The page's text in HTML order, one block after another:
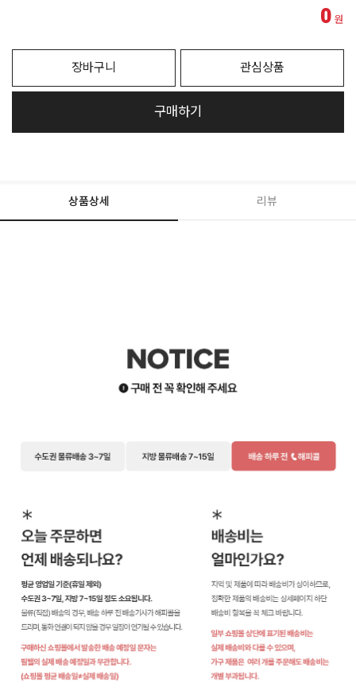
0 원
장바구니 관심상품
구매하기
상품상세 리뷰